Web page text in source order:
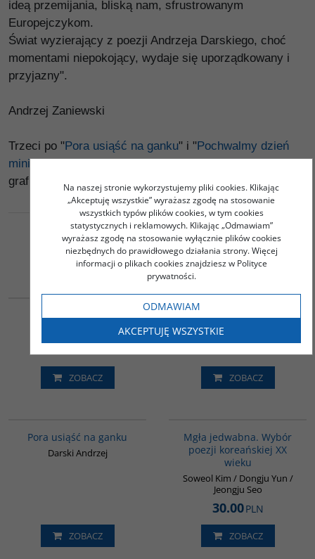
ideą przemijania, bliską nam, sfrustrowanym
Europejczykom.
Świat wyzierający z poezji Andrzeja Darskiego, choć
momentami niepokojący, wydaje się uporządkowany i
przyjazny".
Andrzej Zaniewski
Trzeci po "Pora usiąść na ganku" i "Pochwalmy dzień
miniony" tomik wierszy Andrzeja Darskiego, ilustrowany
grafikami Autora.
Podobna tematyka
Ławka
Franczuk Edyta Maria
ZOBACZ
Wiersze
Narajan Kunwar
ZOBACZ
Pora usiąść na ganku
Darski Andrzej
ZOBACZ
Mgła jedwabna. Wybór
poezji koreańskiej XX
wieku
Soweol Kim / Dongju Yun /
Jeongju Seo
30.00PLN
ZOBACZ
Na naszej stronie wykorzystujemy pliki cookies. Klikając
„Akceptuję wszystkie” wyrażasz zgodę na stosowanie
wszystkich typów plików cookies, w tym cookies
statystycznych i reklamowych. Klikając „Odmawiam”
wyrażasz zgodę na stosowanie wyłącznie plików cookies
niezbędnych do prawidłowego działania strony. Więcej
informacji o plikach cookies znajdziesz w Polityce
prywatności.
ODMAWIAM
AKCEPTUJĘ WSZYSTKIE